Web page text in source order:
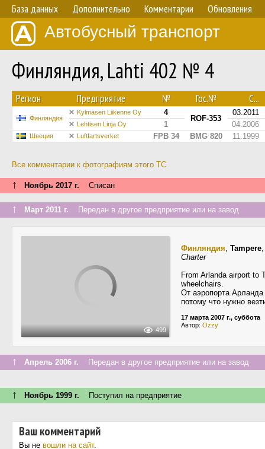
База данных Дополнительно Комментарии Обновления
Автобусный транспорт
Финляндия, Lahti 402 № 4
Регион Предприятие № Гос.№ С...
Финляндия
Kylmäsen Liikenne Oy 4
ROF-353
03.2011
Lehtisen Linja Oy 1 04.2006
Швеция Luftfartsverket FPB 34 BMG 820 11.1999
Все комментарии к фотографиям этого ТС
↑ Ноябрь 2017 г. Списан
↑ Март 2011 г. Передан в другое предприятие или на завод
499
Финляндия, Tampere
Charter
From Arlanda airport to
wheelchairs.
От аэропорта
потому что нужно
17 марта 2007 г., суббота
Автор: Ozzy
↑ Апрель 2006 г. Передан в другое предприятие или на завод
↑ Ноябрь 1999 г. Поступил на предприятие
Ваш комментарий
Вы не вошли на сайт.